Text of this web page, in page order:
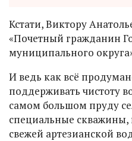
Кстати, Виктору
«Почетный гражданин
муниципального
И ведь как всё
поддерживать чистоту
самом большом пруду
специальные скважины,
свежей артезианской